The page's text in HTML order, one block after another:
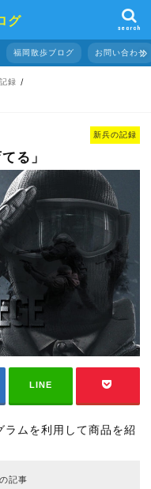
グ
search
福岡散歩ブログ お問い合わせ
録
新兵の記録
る」
LINE
ムを利用して商品を紹
記事